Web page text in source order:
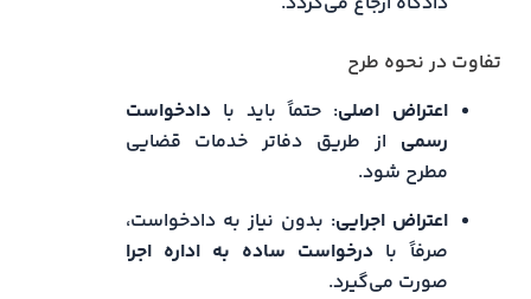
تفاوت در نحوه طرح
اعتراض اصلی: حتماً باید بادادخواست
رسمی از طریق دفاتر خدمات قضایی
مطرح شود.
اعتراض اجرایی: بدون نیاز به دادخواست،
صرفاً با درخواست ساده به اداره اجرا
صورت می‌گیرد.